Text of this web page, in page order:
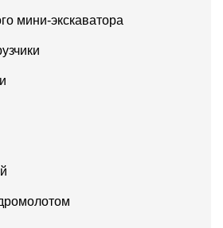
мини-экскаватора